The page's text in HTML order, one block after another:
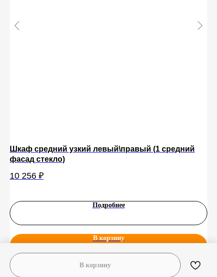
В корзину
Шкаф средний узкий левый\правый (1 средний
фасад стекло)
10 256 ₽
Подробнее
В корзину